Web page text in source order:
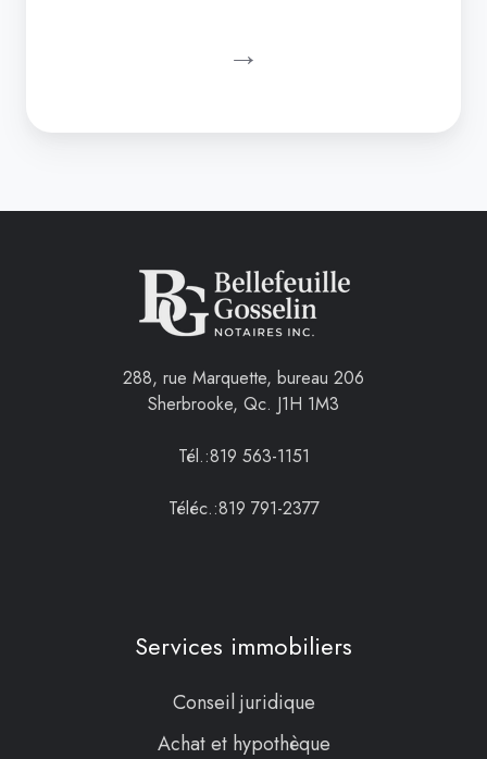
→
288, rue Marquette, bureau 206
Sherbrooke, Qc. J1H 1M3
Tél.:819 563-1151
Téléc.:819 791-2377
Services immobiliers
Conseil juridique
Achat et hypothèque